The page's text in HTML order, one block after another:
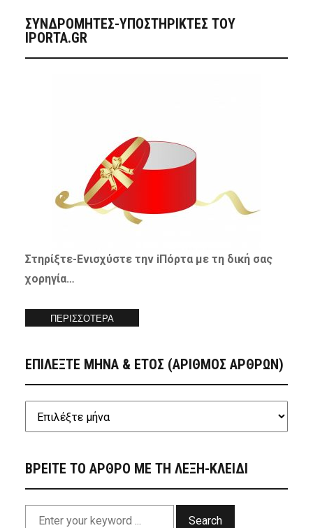
ΣΥΝΔΡΟΜΗΤΈΣ-ΥΠΟΣΤΗΡΙΚΤΈΣ ΤΟΥ
IPORTA.GR
Στηρίξτε-Ενισχύστετην iΠόρτα με τη δική σας
χορηγία…
ΠΕΡΙΣΣΟΤΕΡΑ
ΕΠΙΛΕΞΤΕ ΜΗΝΑ & ΕΤΟΣ (ΑΡΙΘΜΟΣ ΑΡΘΡΩΝ)
ΒΡΕΙΤΕ ΤΟ ΑΡΘΡΟ ΜΕ ΤΗ ΛΕΞΗ-ΚΛΕΙΔΙ
Search